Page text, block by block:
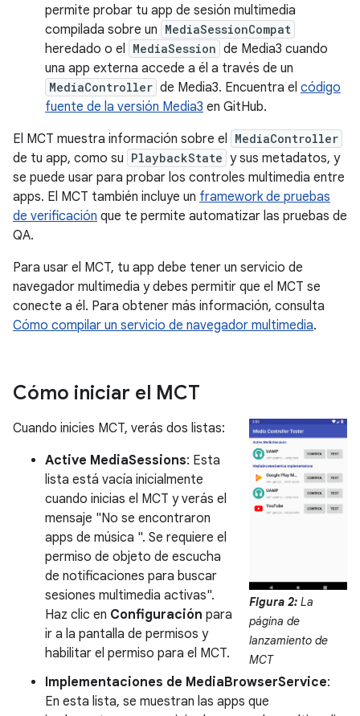
permite probar tu app de sesión multimedia
compilada sobre un MediaSessionCompat
heredado o el MediaSession de Media3 cuando
una app externa accede a él a través de un
MediaController de Media3. Encuentra el código
fuente de la versión Media3 en GitHub.
El MCT muestra información sobre el
MediaController
de tu app, como su PlaybackState y sus metadatos, y
se puede usar para probar los controles multimedia entre
apps. El MCT también incluye un framework de pruebas
de verificación que te permite automatizar las pruebas de
QA.
Para usar el MCT, tu app debe tener un servicio de
navegador multimedia y debes permitir que el MCT se
conecte a él. Para obtener más información, consulta
Cómo compilar un servicio de navegador multimedia.
Cómo iniciar el MCT
Figura 2:La
página de
lanzamiento de
MCT
Cuando inicies MCT, verás dos listas:
Active MediaSessions: Esta
lista está vacía inicialmente
cuando inicias el MCT y verás el
mensaje "No se encontraron
apps de música ". Se requiere el
permiso de objeto de escucha
de notificaciones para buscar
sesiones multimedia activas".
Haz clic en Configuración para
ir a la pantalla de permisos y
habilitar el permiso para el MCT.
Implementaciones de MediaBrowserService:
En esta lista, se muestran las apps que